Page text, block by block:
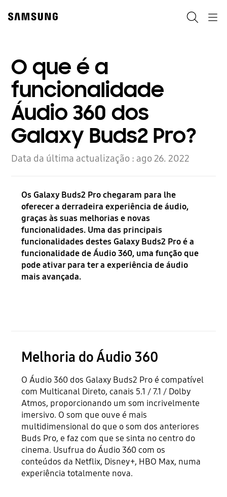
content
accessibility
O que é a
funcionalidade
Áudio 360 dos
Galaxy Buds2 Pro?
Data da última actualização : ago 26. 2022
Os Galaxy Buds2 Pro chegaram para lhe
oferecer a derradeira experiência de áudio,
graças às suas melhorias e novas
funcionalidades. Uma das principais
funcionalidades destes Galaxy Buds2 Pro é a
funcionalidade de Áudio 360, uma função que
pode ativar para ter a experiência de áudio
mais avançada.
Melhoria do Áudio 360
O Áudio 360 dos Galaxy Buds2 Pro é compatível
com Multicanal Direto, canais 5.1 / 7.1 / Dolby
Atmos, proporcionando um som incrivelmente
imersivo. O som que ouve é mais
multidimensional do que o som dos anteriores
Buds Pro, e faz com que se sinta no centro do
cinema. Usufrua do Áudio 360 com os
conteúdos da Netflix, Disney+, HBO Max, numa
experiência totalmente nova.